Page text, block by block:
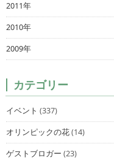
2011年
2010年
2009年
カテゴリー
イベント (337)
オリンピックの花(14)
ゲストブロガー (23)